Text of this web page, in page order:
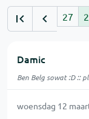
27
Damic
Ben Belg sowat :D ::
woensdag 12